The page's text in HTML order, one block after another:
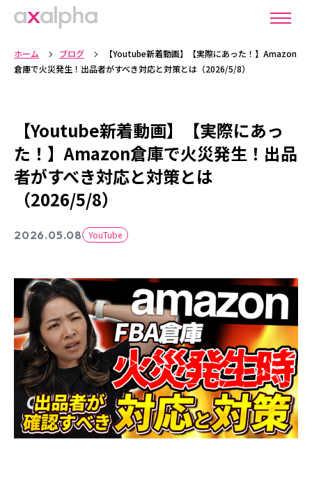
ホーム ブログ
【Youtube新着動画】【実際にあった！】Amazon
倉庫で火災発生！出品者がすべき対応と対策とは（2026/5/8）
【Youtube新着動画】【実際にあっ
た！】Amazon倉庫で火災発生！出品
者がすべき対応と対策とは
（2026/5/8）
2026.05.08 YouTube